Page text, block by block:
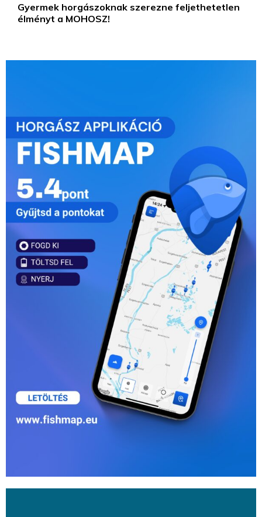
Gyermek horgászoknak szerezne feljethetetlen
élményt a MOHOSZ!